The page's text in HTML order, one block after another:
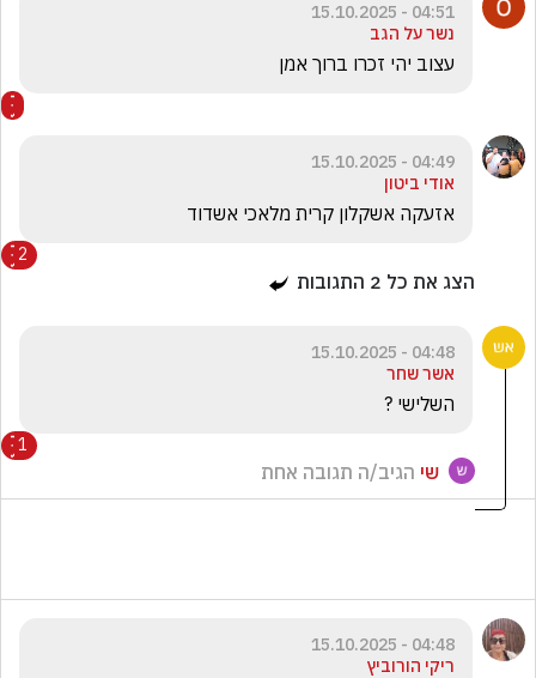
04:51 - 15.10.2025
נשר על הגב
עצוב יהי זכרו ברוך אמן
04:49 - 15.10.2025
אודי ביטון
אזעקה אשקלון קרית מלאכי אשדוד
2
הצג את כל 2 התגובות
04:48 - 15.10.2025
אשר שחר
השלישי ?
1
שי הגיב/ה תגובה אחת
04:48 - 15.10.2025
ריקי הורוביץ